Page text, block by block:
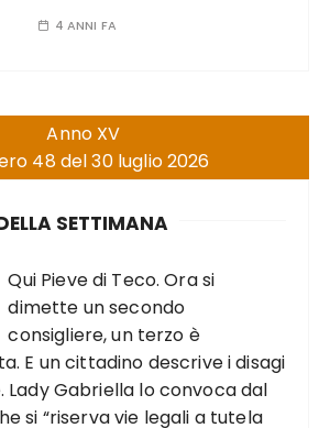
4 ANNI FA
Anno XV
48 del 30 luglio 2026
SETTIMANA
Qui Pieve di Teco. Ora si
dimette un secondo
consigliere, un terzo è
E un cittadino descrive i disagi
Lady Gabriella lo convoca dal
si “riserva vie legali a tutela